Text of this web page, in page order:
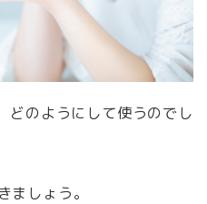
どのようにして使うのでし
ましょう。